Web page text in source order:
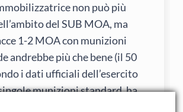
non può più
del SUB MOA, ma
1-2 MOA con munizioni
andrebbe più che bene (il 50
i dati ufficiali dell’esercito
munizioni standard, ha